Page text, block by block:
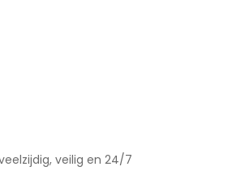
veilig en 24/7